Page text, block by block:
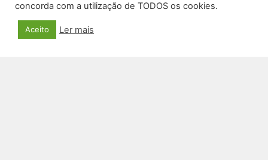
concorda com a utilização de TODOS os cookies.
Aceito Ler mais